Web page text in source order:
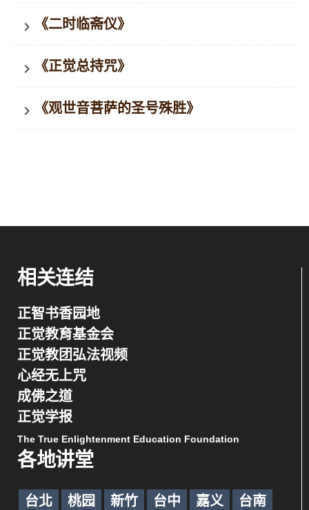
keyboard_arrow_right 《二时临斋仪》
keyboard_arrow_right 《正觉总持咒》
keyboard_arrow_right 《观世音菩萨的圣号殊胜》
相关连结
正智书香园地
正觉教育基金会
正觉教团弘法视频
心经无上咒
成佛之道
正觉学报
The True Enlightenment Education Foundation
各地讲堂
台北 桃园 新竹 台中 嘉义 台南